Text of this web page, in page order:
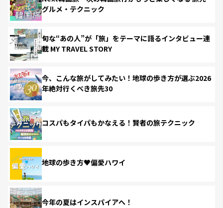
グルメ・テクニック
旬な“あの人”が「旅」をテーマに語るインタビュー連
載 MY TRAVEL STORY
今、こんな旅がしてみたい！地球の歩き方が選ぶ2026
年絶対行くべき旅先30
コスパもタイパもかなえる！賢者の旅テクニック
地球の歩き方♥偏愛ハワイ
今年の夏はインスパイアへ！